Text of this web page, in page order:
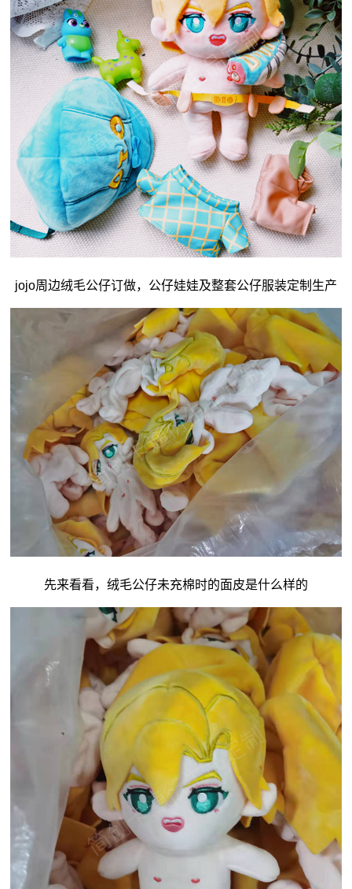
jojo周边绒毛公仔订做， 公仔娃娃及整套公仔服装定制生产
先来看看，绒毛公仔未充棉时的面皮是什么样的